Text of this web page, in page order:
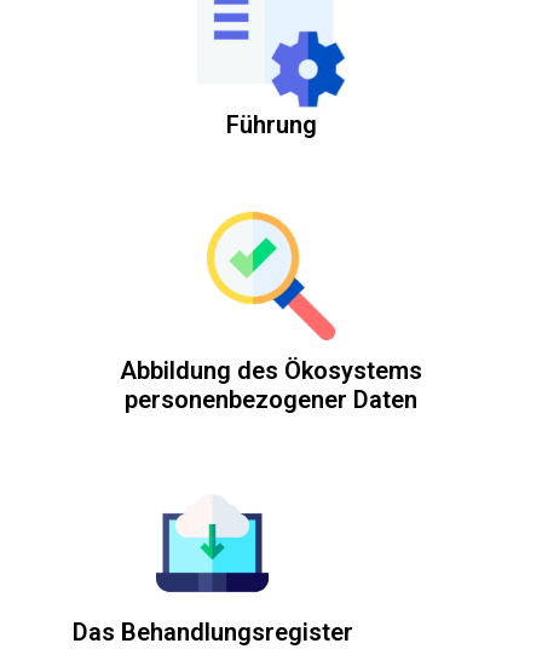
Führung
Abbildung des Ökosystems
personenbezogener Daten
Das Behandlungsregister